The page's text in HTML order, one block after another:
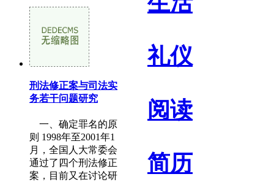
礼仪
阅读
简历
刑法修正案与司法实
务若干问题研究
一、确定罪名的原
则 1998年至2001年1
月，全国人大常委会
通过了四个刑法修正
案，目前又在讨论研